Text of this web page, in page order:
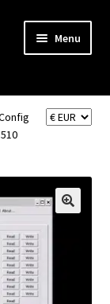
Menu
Ouvrir
enfant